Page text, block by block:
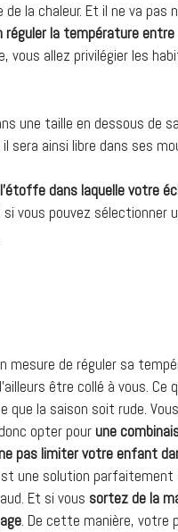
la chaleur. Et il ne va pas
réguler la température
vous allez privilégier les
une taille en dessous de
sera ainsi libre dans ses
l’étoffe dans laquelle votre
vous pouvez sélectionner
de réguler sa
être collé à vous.
que la saison soit rude.
opter pour une
pas limiter votre enfant
une solution
Et si vous sortez de la
. De cette manière, votre